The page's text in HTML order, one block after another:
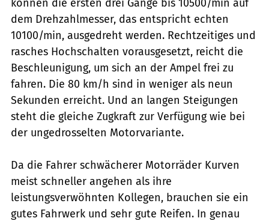
können die ersten drei Gänge bis 10500/min auf
dem Drehzahlmesser, das entspricht echten
10100/min, ausgedreht werden. Rechtzeitiges und
rasches Hochschalten vorausgesetzt, reicht die
Beschleunigung, um sich an der Ampel frei zu
fahren. Die 80 km/h sind in weniger als neun
Sekunden erreicht. Und an langen Steigungen
steht die gleiche Zugkraft zur Verfügung wie bei
der ungedrosselten Motorvariante.
Da die Fahrer schwächerer Motorräder Kurven
meist schneller angehen als ihre
leistungsverwöhnten Kollegen, brauchen sie ein
gutes Fahrwerk und sehr gute Reifen. In genau